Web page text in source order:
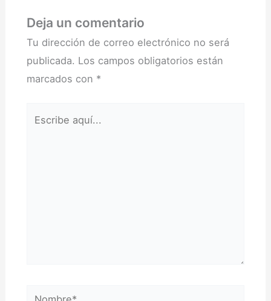
Deja un comentario
Tu dirección de correo electrónico no será
publicada. Los campos obligatorios están
marcados con *
Nombre*